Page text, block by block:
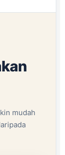
mudah